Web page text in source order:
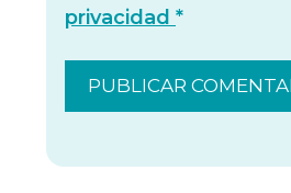
privacidad *